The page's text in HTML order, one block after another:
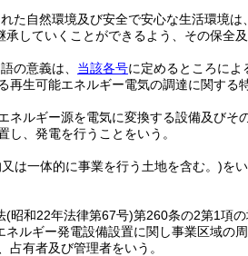
た自然環境及び安全で安心な生活環境
していくことができるよう、その保全
の意義は、 当該各号に定めるところによ
生可能エネルギー電気の調達に関する
ルギー源を電気に変換する設備及びそ
、発電を行うことをいう。
は一体的に事業を行う土地を含む。)をい
(昭和22年法律第67号)第260条の2第1項
ネルギー発電設備設置に関し事業区域の
有者及び管理者をいう。